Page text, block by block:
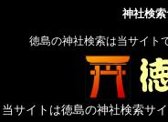
神社検
徳島の神社検索は当サイト
当サイトは徳島の神社検索サ